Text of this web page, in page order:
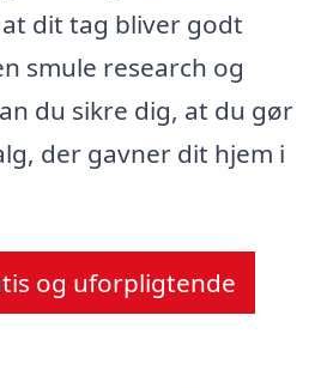
dit tag bliver godt
smule research og
du sikre dig, at du gør
der gavner dit hjem i
og uforpligtende